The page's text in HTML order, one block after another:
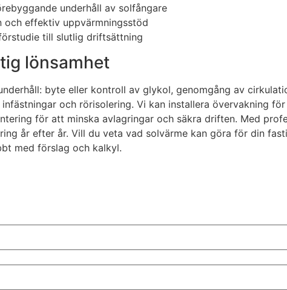
underhåll av solfångare
effektiv uppvärmningsstöd
till slutlig driftsättning
lönsamhet
byte eller kontroll av glykol, genomgång av
och rörisolering. Vi kan installera övervakning
för att minska avlagringar och säkra driften. Med
år efter år. Vill du veta vad solvärme kan göra för din
med förslag och kalkyl.